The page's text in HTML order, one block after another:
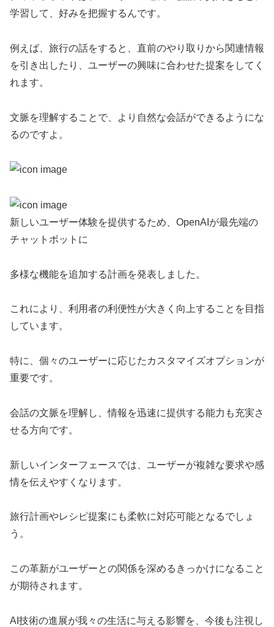
学習して、好みを把握するんです。
例えば、旅行の話をすると、直前のやり取りから関連情報
を引き出したり、ユーザーの興味に合わせた提案をしてく
れます。
文脈を理解することで、より自然な会話ができるようにな
るのですよ。
新しいユーザー体験を提供するため、OpenAIが最先端の
チャットボットに
多様な機能を追加する計画を発表しました。
これにより、利用者の利便性が大きく向上することを目指
しています。
特に、個々のユーザーに応じたカスタマイズオプションが
重要です。
会話の文脈を理解し、情報を迅速に提供する能力も充実さ
せる方向です。
新しいインターフェースでは、ユーザーが複雑な要求や感
情を伝えやすくなります。
旅行計画やレシピ提案にも柔軟に対応可能となるでしょ
う。
この革新がユーザーとの関係を深めるきっかけになること
が期待されます。
AI技術の進展が我々の生活に与える影響を、今後も注視し